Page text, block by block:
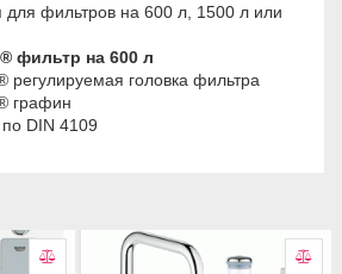
для фильтров на 600 л, 1500 л или
фильтр на 600 л
регулируемая головка фильтра
графин
DIN 4109